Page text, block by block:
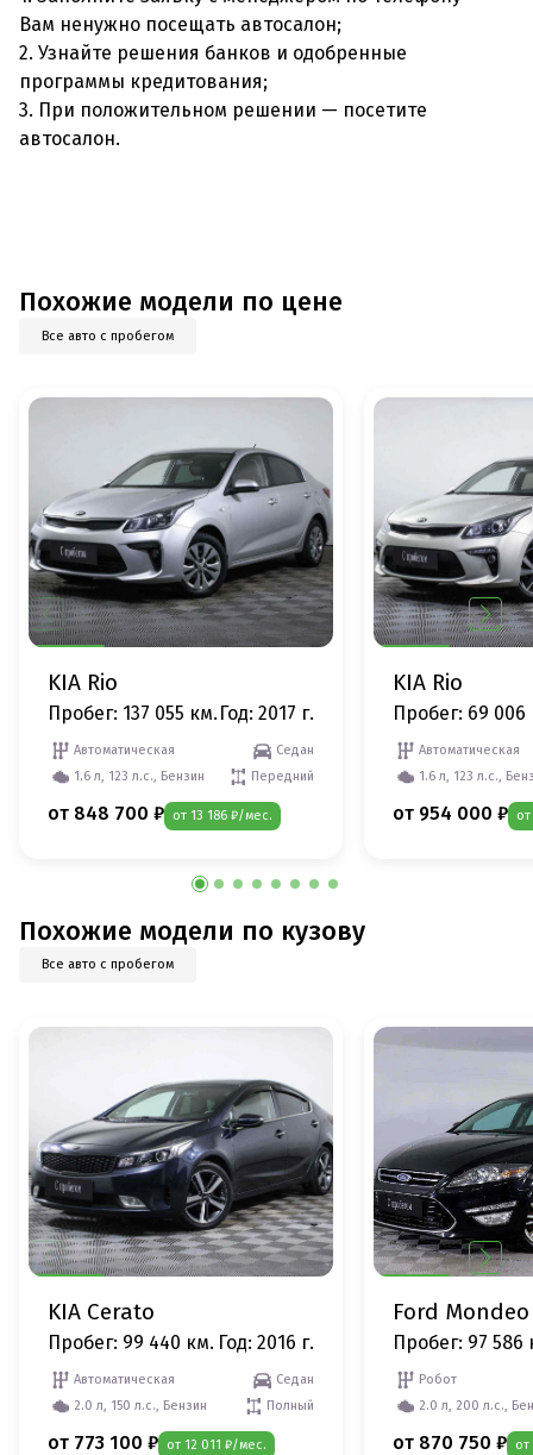
Вам ненужно посещать автосалон;
2. Узнайте решения банков и одобренные
программы кредитования;
3. При положительном решении — посетите
автосалон.
Похожие модели по цене
Все авто с пробегом
KIA Rio
Пробег: 137 055 км. Год: 2017 г.
Автоматическая
Седан
1.6 л, 123 л.с., Бензин
Передний
от 848 700 ₽ от 13 186 ₽/мес.
KIA Rio
Пробег: 69 006
Автоматическая
1.6 л, 123 л.с.,
от 954 000 ₽
Похожие модели по кузову
Все авто с пробегом
KIA Cerato
Пробег: 99 440 км. Год: 2016 г.
Автоматическая
Седан
2.0 л, 150 л.с., Бензин
Полный
от 773 100 ₽ от 12 011 ₽/мес.
Ford Mondeo
Пробег: 97 586
Робот
2.0 л, 200 л.с.,
от 870 750 ₽